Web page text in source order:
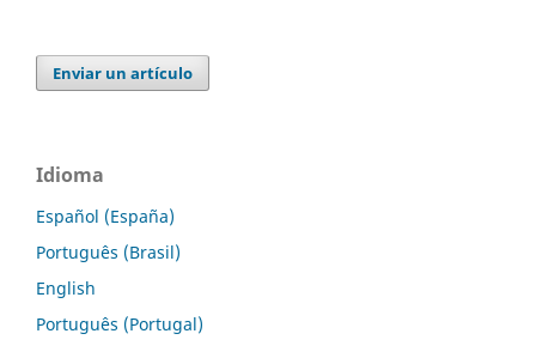
Enviar un artículo
Idioma
Español (España)
Português (Brasil)
English
Português (Portugal)